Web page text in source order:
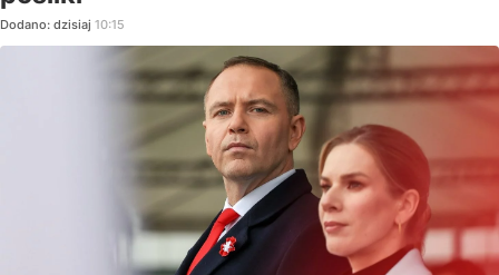
Dodano: dzisiaj 10:15